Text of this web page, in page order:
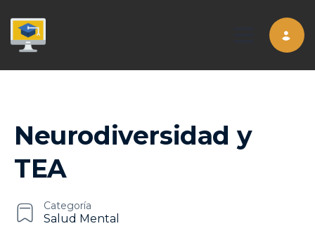
Toggle
Categoría
Salud Mental
Neurodiversidad y
TEA